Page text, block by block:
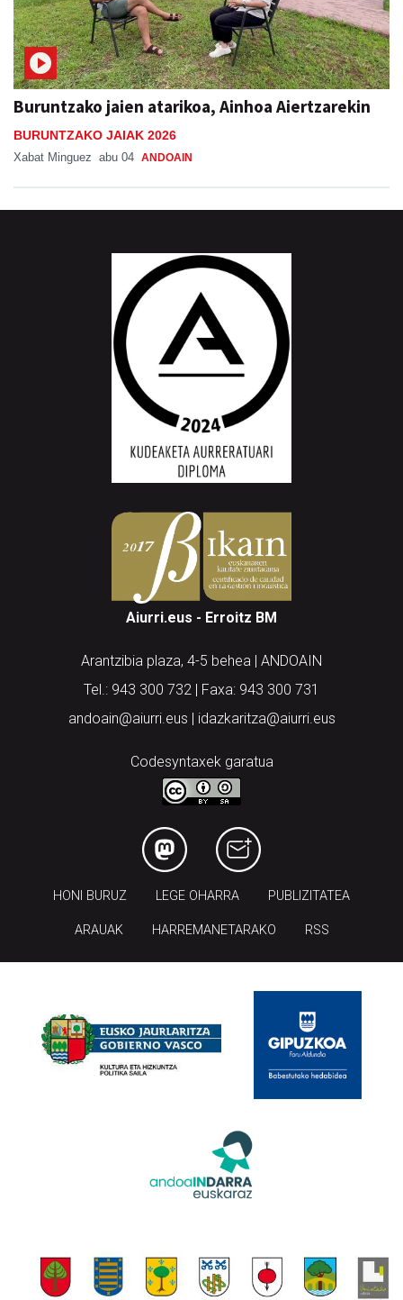
Buruntzako jaien atarikoa, Ainhoa Aiertzarekin
BURUNTZAKO JAIAK 2026
Xabat Minguez abu 04 ANDOAIN
Aiurri.eus - Erroitz BM
Arantzibia plaza, 4-5 behea | ANDOAIN
Tel.: 943 300 732 | Faxa: 943 300 731
andoain@aiurri.eus | idazkaritza@aiurri.eus
Codesyntaxek garatua
HONI BURUZ LEGE OHARRA PUBLIZITATEA
ARAUAK HARREMANETARAKO RSS